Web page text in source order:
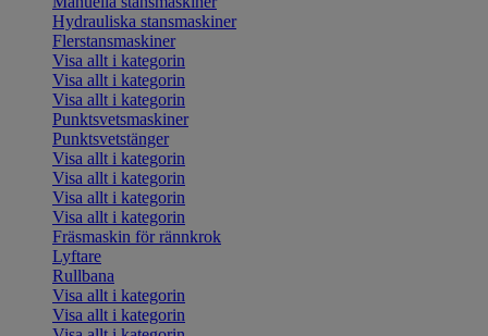
Hydrauliska stansmaskiner
Flerstansmaskiner
Visa allt i kategorin
Visa allt i kategorin
Visa allt i kategorin
Punktsvetsmaskiner
Punktsvetstänger
Visa allt i kategorin
Visa allt i kategorin
Visa allt i kategorin
Visa allt i kategorin
Fräsmaskin för rännkrok
Lyftare
Rullbana
Visa allt i kategorin
Visa allt i kategorin